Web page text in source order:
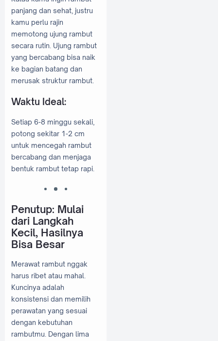
panjang dan sehat, justru
kamu perlu rajin
memotong ujung rambut
secara rutin. Ujung rambut
yang bercabang bisa naik
ke bagian batang dan
merusak struktur rambut.
Waktu Ideal:
Setiap 6-8 minggu sekali,
potong sekitar 1-2 cm
untuk mencegah rambut
bercabang dan menjaga
bentuk rambut tetap rapi.
Penutup: Mulai
dari Langkah
Kecil, Hasilnya
Bisa Besar
Merawat rambut nggak
harus ribet atau mahal.
Kuncinya adalah
konsistensi dan memilih
perawatan yang sesuai
dengan kebutuhan
rambutmu. Dengan lima